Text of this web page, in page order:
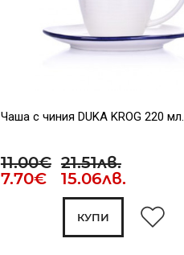
Чаша с чиния DUKA KROG 220 мл.
11.00€ 21.51лв.
7.70€ 15.06лв.
КУПИ